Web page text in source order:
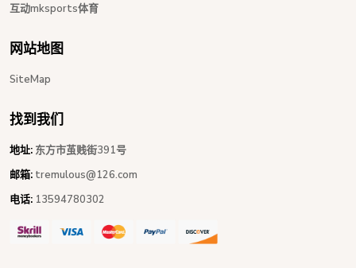
互动mksports体育
网站地图
SiteMap
找到我们
地址: 东方市茧贱街391号
邮箱: tremulous@126.com
电话: 13594780302